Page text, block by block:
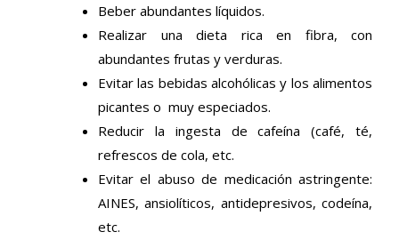
Beber abundantes líquidos.
Realizar una dieta rica en fibra, con
abundantes frutas y verduras.
Evitar las bebidas alcohólicas y los alimentos
picantes o muy especiados.
Reducir la ingesta de cafeína (café, té,
refrescos de cola, etc.
Evitar el abuso de medicación astringente:
AINES, ansiolíticos, antidepresivos, codeína,
etc.